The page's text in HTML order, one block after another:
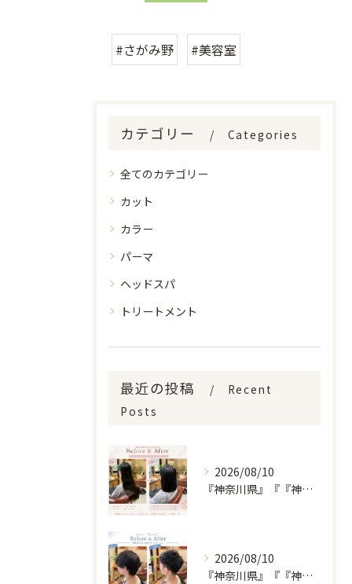
#さがみ野 #美容室
カテゴリー Categories
全てのカテゴリー
カット
カラー
パーマ
ヘッドスパ
トリートメント
最近の投稿
Recent
Posts
2026/08/10
『神奈川県』『『神奈川県』『綾瀬市』『海老名市』『美容室』
2026/08/10
『神奈川県』『『神奈川県』『綾瀬市』『海老名市』『美容室』